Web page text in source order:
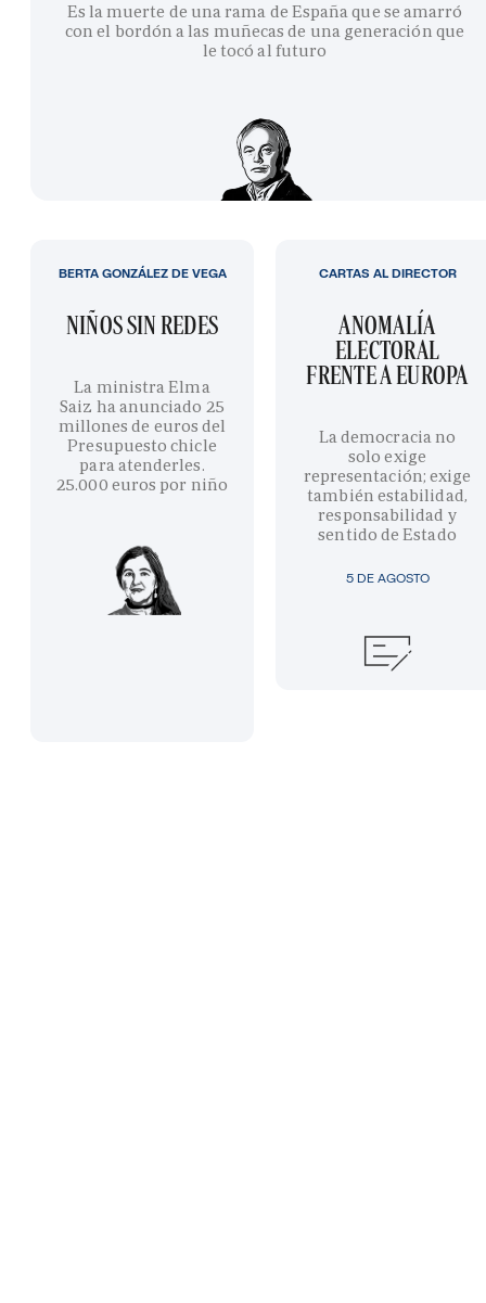
Es la muerte de una rama de España que se amarró
con el bordón a las muñecas de una generación que
le tocó al futuro
NIÑOS SIN REDES
La ministra Elma
Saiz ha anunciado 25
millones de euros del
Presupuesto chicle
para atenderles.
25.000 euros por niño
BERTA GONZÁLEZ DE VEGA
5 DE AGOSTO
ANOMALÍA
ELECTORAL
FRENTE A EUROPA
La democracia no
solo exige
representación; exige
también estabilidad,
responsabilidad y
sentido de Estado
CARTAS AL DIRECTOR